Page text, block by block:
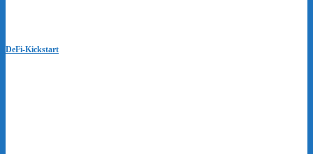
DeFi-Kickstart